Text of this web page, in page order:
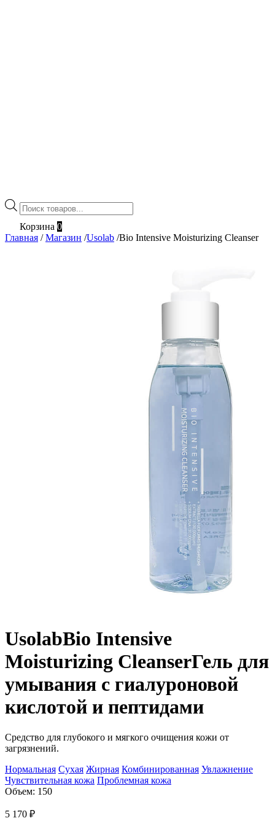
Поиск
товаров
Корзина 0
Главная / Магазин /Usolab /Bio Intensive Moisturizing Cleanser
UsolabBio Intensive
Moisturizing CleanserГель для
умывания с гиалуроновой
кислотой и пептидами
Средство для глубокого и мягкого очищения кожи от
загрязнений.
Нормальная Сухая Жирная Комбинированная Увлажнение
Чувствительная кожа Проблемная кожа
Объем: 150
5 170 ₽